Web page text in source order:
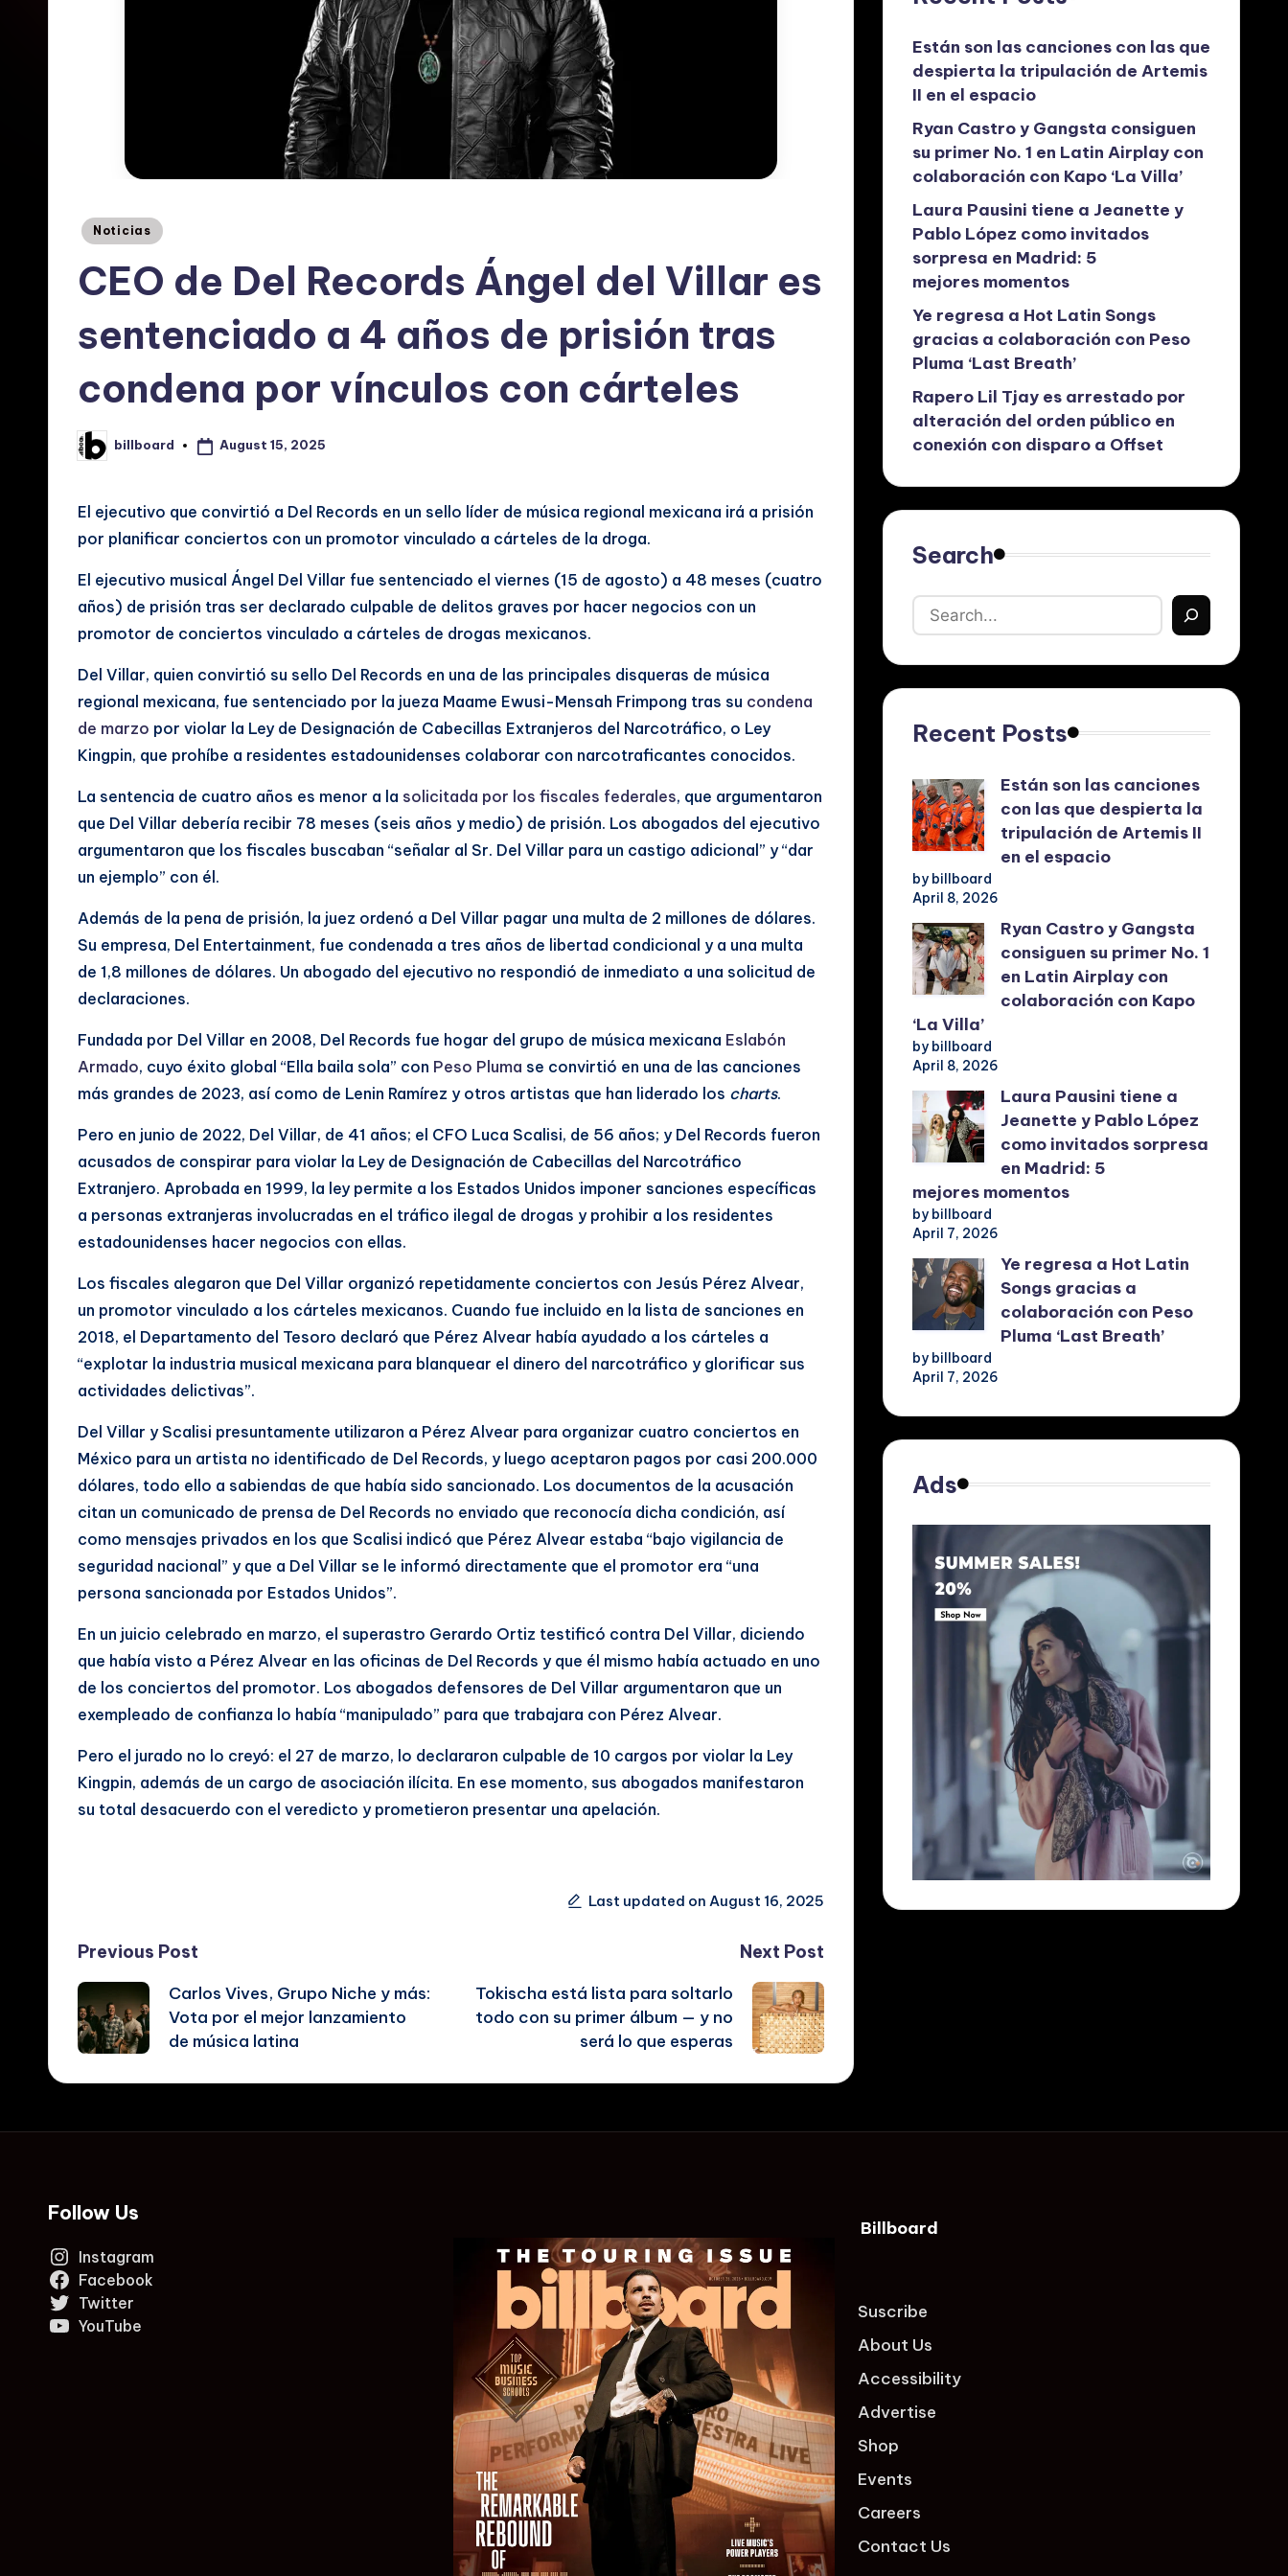
Posted
Noticias
CEO de Del Records Ángel del Villar es
sentenciado a 4 años de prisión tras
condena por vínculos con cárteles
Posted
by
billboard August 15, 2025
El ejecutivo que convirtió a Del Records en un sello líder de música regional mexicana irá a prisión
por planificar conciertos con un promotor vinculado a cárteles de la droga.
El ejecutivo musical Ángel Del Villar fue sentenciado el viernes (15 de agosto) a 48 meses (cuatro
años) de prisión tras ser declarado culpable de delitos graves por hacer negocios con un
promotor de conciertos vinculado a cárteles de drogas mexicanos.
Del Villar, quien convirtió su sello Del Records en una de las principales disqueras de música
regional mexicana, fue sentenciado por la jueza Maame Ewusi-Mensah Frimpong tras su condena
de marzo por violar la Ley de Designación de Cabecillas Extranjeros del Narcotráfico, o Ley
Kingpin, que prohíbe a residentes estadounidenses colaborar con narcotraficantes conocidos.
La sentencia de cuatro años es menor a la solicitada por los fiscales federales, que argumentaron
que Del Villar debería recibir 78 meses (seis años y medio) de prisión. Los abogados del ejecutivo
argumentaron que los fiscales buscaban “señalar al Sr. Del Villar para un castigo adicional” y “dar
un ejemplo” con él.
Además de la pena de prisión, la juez ordenó a Del Villar pagar una multa de 2 millones de dólares.
Su empresa, Del Entertainment, fue condenada a tres años de libertad condicional y a una multa
de 1,8 millones de dólares. Un abogado del ejecutivo no respondió de inmediato a una solicitud de
declaraciones.
Fundada por Del Villar en 2008, Del Records fue hogar del grupo de música mexicana Eslabón
Armado, cuyo éxito global “Ella baila sola” con Peso Pluma se convirtió en una de las canciones
más grandes de 2023, así como de Lenin Ramírez y otros artistas que han liderado los charts.
Pero en junio de 2022, Del Villar, de 41 años; el CFO Luca Scalisi, de 56 años; y Del Records fueron
acusados de conspirar para violar la Ley de Designación de Cabecillas del Narcotráfico
Extranjero. Aprobada en 1999, la ley permite a los Estados Unidos imponer sanciones específicas
a personas extranjeras involucradas en el tráfico ilegal de drogas y prohibir a los residentes
estadounidenses hacer negocios con ellas.
Los fiscales alegaron que Del Villar organizó repetidamente conciertos con Jesús Pérez Alvear,
un promotor vinculado a los cárteles mexicanos. Cuando fue incluido en la lista de sanciones en
2018, el Departamento del Tesoro declaró que Pérez Alvear había ayudado a los cárteles a
“explotar la industria musical mexicana para blanquear el dinero del narcotráfico y glorificar sus
actividades delictivas”.
Del Villar y Scalisi presuntamente utilizaron a Pérez Alvear para organizar cuatro conciertos en
México para un artista no identificado de Del Records, y luego aceptaron pagos por casi 200.000
dólares, todo ello a sabiendas de que había sido sancionado. Los documentos de la acusación
citan un comunicado de prensa de Del Records no enviado que reconocía dicha condición, así
como mensajes privados en los que Scalisi indicó que Pérez Alvear estaba “bajo vigilancia de
seguridad nacional” y que a Del Villar se le informó directamente que el promotor era “una
persona sancionada por Estados Unidos”.
En un juicio celebrado en marzo, el superastro Gerardo Ortiz testificó contra Del Villar, diciendo
que había visto a Pérez Alvear en las oficinas de Del Records y que él mismo había actuado en uno
de los conciertos del promotor. Los abogados defensores de Del Villar argumentaron que un
exempleado de confianza lo había “manipulado” para que trabajara con Pérez Alvear.
Pero el jurado no lo creyó: el 27 de marzo, lo declararon culpable de 10 cargos por violar la Ley
Kingpin, además de un cargo de asociación ilícita. En ese momento, sus abogados manifestaron
su total desacuerdo con el veredicto y prometieron presentar una apelación.
Last updated on August 16, 2025
Post
navigation
Previous Post
Carlos Vives, Grupo Niche y más:
Vota por el mejor lanzamiento
de música latina
Next Post
Tokischa está lista para soltarlo
todo con su primer álbum — y no
será lo que esperas
Están son las canciones con las que
despierta la tripulación de Artemis
II en el espacio
Ryan Castro y Gangsta consiguen
su primer No. 1 en Latin Airplay con
colaboración con Kapo ‘La Villa’
Laura Pausini tiene a Jeanette y
Pablo López como invitados
sorpresa en Madrid: 5
mejores momentos
Ye regresa a Hot Latin Songs
gracias a colaboración con Peso
Pluma ‘Last Breath’
Rapero Lil Tjay es arrestado por
alteración del orden público en
conexión con disparo a Offset
Search
Recent Posts
Están son las canciones
con las que despierta la
tripulación de Artemis II
en el espacio
by billboard
April 8, 2026
Ryan Castro y Gangsta
consiguen su primer No. 1
en Latin Airplay con
colaboración con Kapo
‘La Villa’
by billboard
April 8, 2026
Laura Pausini tiene a
Jeanette y Pablo López
como invitados sorpresa
en Madrid: 5
mejores momentos
by billboard
April 7, 2026
Ye regresa a Hot Latin
Songs gracias a
colaboración con Peso
Pluma ‘Last Breath’
by billboard
April 7, 2026
Ads
Follow Us
Instagram
Facebook
Twitter
YouTube
Billboard
Suscribe
About Us
Accessibility
Advertise
Shop
Events
Careers
Contact Us